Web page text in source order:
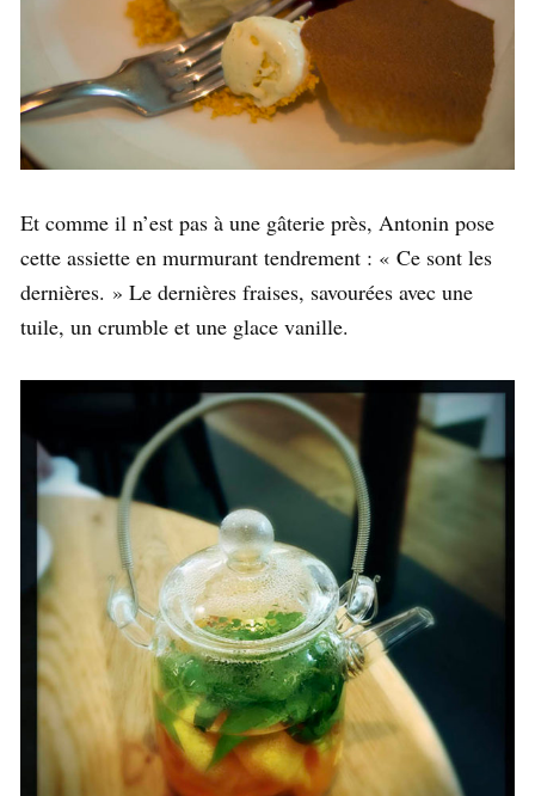
Et comme il n’est pas à une gâterie près, Antonin pose
cette assiette en murmurant tendrement : « Ce sont les
dernières. » Le dernières fraises, savourées avec une
tuile, un crumble et une glace vanille.